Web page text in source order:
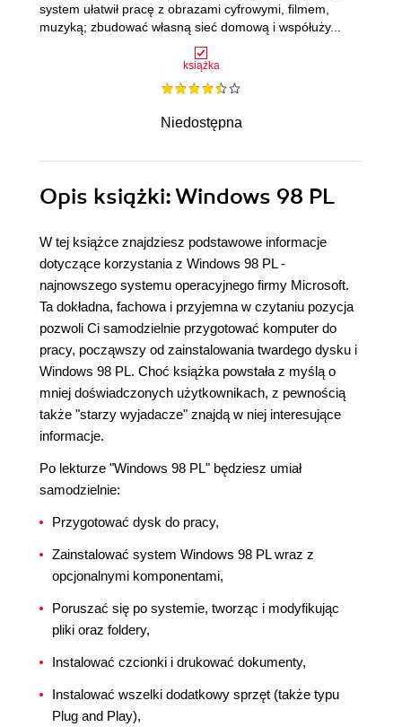
książka
Niedostępna
system ułatwił pracę z obrazami cyfrowymi, filmem,
muzyką; zbudować własną sieć domową i współuży...
Opis książki: Windows 98 PL
W tej książce znajdziesz podstawowe informacje
dotyczące korzystania z Windows 98 PL -
najnowszego systemu operacyjnego firmy Microsoft.
Ta dokładna, fachowa i przyjemna w czytaniu pozycja
pozwoli Ci samodzielnie przygotować komputer do
pracy, począwszy od zainstalowania twardego dysku i
Windows 98 PL. Choć książka powstała z myślą o
mniej doświadczonych użytkownikach, z pewnością
także "starzy wyjadacze" znajdą w niej interesujące
informacje.
Po lekturze "Windows 98 PL" będziesz umiał
samodzielnie:
Przygotować dysk do pracy,
Zainstalować system Windows 98 PL wraz z
opcjonalnymi komponentami,
Poruszać się po systemie, tworząc i modyfikując
pliki oraz foldery,
Instalować czcionki i drukować dokumenty,
Instalować wszelki dodatkowy sprzęt (także typu
Plug and Play),